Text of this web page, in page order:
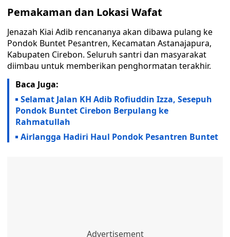
Pemakaman dan Lokasi Wafat
Jenazah Kiai Adib rencananya akan dibawa pulang ke
Pondok Buntet Pesantren, Kecamatan Astanajapura,
Kabupaten Cirebon. Seluruh santri dan masyarakat
diimbau untuk memberikan penghormatan terakhir.
Baca Juga:
Selamat Jalan KH Adib Rofiuddin Izza, Sesepuh
Pondok Buntet Cirebon Berpulang ke
Rahmatullah
Airlangga Hadiri Haul Pondok Pesantren Buntet